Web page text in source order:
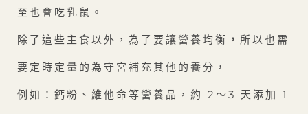
至也會吃乳鼠。
除了這些主食以外，為了要讓營養均衡 ， 所以也需
要定時定量的為守宮補充其他的養分，
例如：鈣粉、維他命等營養品，約 2～3 天添加 1